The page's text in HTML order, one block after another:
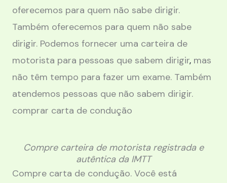
oferecemos para quem não sabe dirigir.
Também oferecemos para quem não sabe
dirigir. Podemos fornecer uma carteira de
motorista para pessoas que sabem dirigir, mas
não têm tempo para fazer um exame. Também
atendemos pessoas que não sabem dirigir.
comprar carta de condução
Compre carteira de motorista registrada e
autêntica da IMTT
Compre carta de condução. Você está